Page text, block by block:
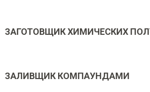
ЗАГОТОВЩИК ХИМИЧЕСКИХ
ЗАЛИВЩИК КОМПАУНДАМИ